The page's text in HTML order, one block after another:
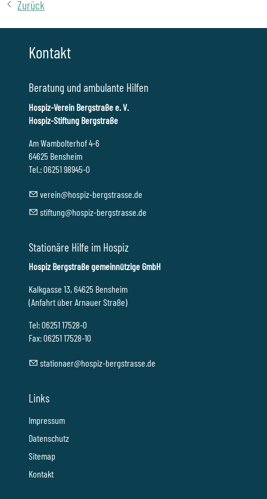
Zurück
Kontakt
Beratung und ambulante Hilfen
Hospiz-Verein Bergstraße e. V.
Hospiz-Stiftung Bergstraße
Am Wambolterhof 4-6
64625 Bensheim
Tel.: 06251 98945-0
v r n h sp z-b rgstr ss d
stft ng h sp z-b rgstr ss d
Stationäre Hilfe im Hospiz
Hospiz Bergstraße gemeinnützige GmbH
Kalkgasse 13, 64625 Bensheim
(Anfahrt über Arnauer Straße)
Tel: 06251 17528-0
Fax: 06251 17528-10
st t n r h sp z-b rgstr ss d
Links
Impressum
Datenschutz
Sitemap
Kontakt